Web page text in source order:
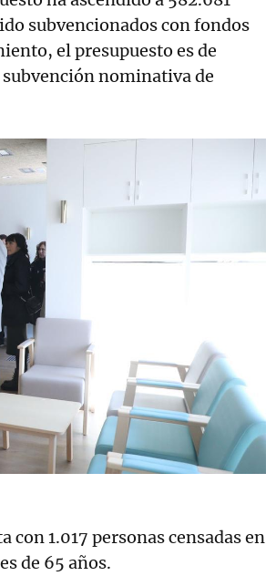
subvencionados con fondos
el presupuesto es de
subvención nominativa de
con 1.017 personas censadas en
de 65 años.